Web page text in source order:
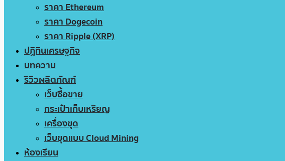
ราคา Ethereum
ราคา Dogecoin
ราคา Ripple (XRP)
ปฏิทินเศรษฐกิจ
บทความ
รีวิวผลิตภัณฑ์
เว็บซื้อขาย
กระเป๋าเก็บเหรียญ
เครื่องขุด
เว็บขุดแบบ Cloud Mining
ห้องเรียน